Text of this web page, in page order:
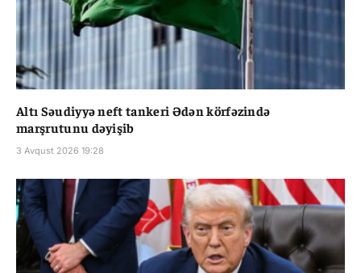
Altı Səudiyyə neft tankeri Ədən körfəzində
marşrutunu dəyişib
3 Avqust 2026 19:28